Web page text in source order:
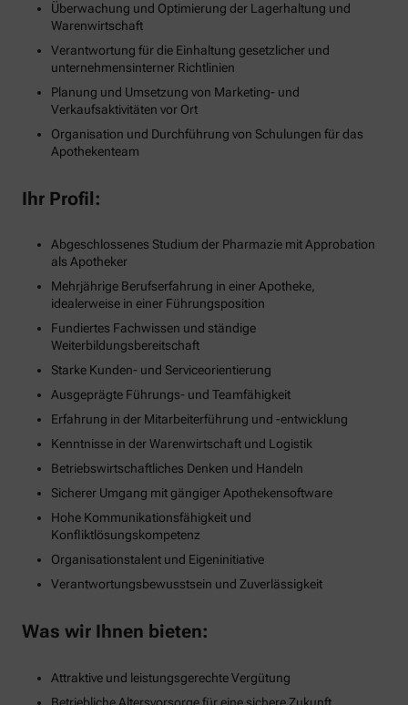
Überwachung und Optimierung der Lagerhaltung und
Warenwirtschaft
Verantwortung für die Einhaltung gesetzlicher und
unternehmensinterner Richtlinien
Planung und Umsetzung von Marketing- und
Verkaufsaktivitäten vor Ort
Organisation und Durchführung von Schulungen für das
Apothekenteam
Ihr Profil:
Abgeschlossenes Studium der Pharmazie mit Approbation
als Apotheker
Mehrjährige Berufserfahrung in einer Apotheke,
idealerweise in einer Führungsposition
Fundiertes Fachwissen und ständige
Weiterbildungsbereitschaft
Starke Kunden- und Serviceorientierung
Ausgeprägte Führungs- und Teamfähigkeit
Erfahrung in der Mitarbeiterführung und -entwicklung
Kenntnisse in der Warenwirtschaft und Logistik
Betriebswirtschaftliches Denken und Handeln
Sicherer Umgang mit gängiger Apothekensoftware
Hohe Kommunikationsfähigkeit und
Konfliktlösungskompetenz
Organisationstalent und Eigeninitiative
Verantwortungsbewusstsein und Zuverlässigkeit
Was wir Ihnen bieten:
Attraktive und leistungsgerechte Vergütung
Betriebliche Altersvorsorge für eine sichere Zukunft